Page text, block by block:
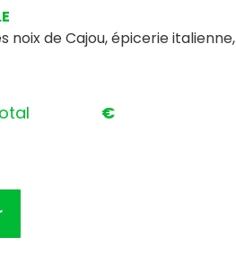
noix de Cajou,épicerie italienne,
€